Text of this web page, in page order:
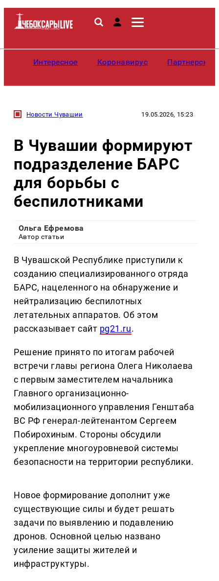
Интересное Коронавирус
Новости Чувашии 19.05.2026, 15:23
В Чувашии формируют
подразделение БАРС
для борьбы с
беспилотниками
Ольга Ефремова
Автор статьи
В Чувашской Республике приступили к
созданию специализированного отряда
БАРС, нацеленного на обнаружение и
нейтрализацию беспилотных
летательных аппаратов. Об этом
рассказывает сайт pg21.ru.
Решение принято по итогам рабочей
встречи главы региона Олега Николаева
с первым заместителем начальника
Главного организационно-
мобилизационного управления Генштаба
ВС РФ генерал-лейтенантом Сергеем
Побирохиным. Стороны обсудили
укрепление многоуровневой системы
безопасности на территории республики.
Новое формирование дополнит уже
существующие силы и будет решать
задачи по выявлению и подавлению
дронов. Основной целью названо
усиление защиты жителей и
инфраструктуры.